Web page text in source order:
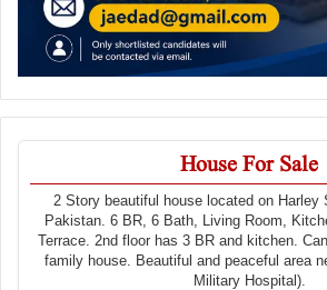
House For Sale
2 Story beautiful house located on Harley
Pakistan. 6 BR, 6 Bath, Living Room,
Terrace. 2nd floor has 3 BR and kitchen.
family house. Beautiful and peaceful area
Military Hospital).